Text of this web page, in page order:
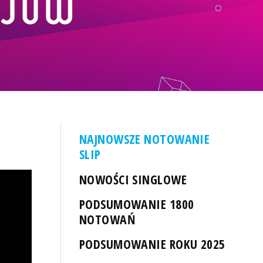
NAJNOWSZE NOTOWANIE
SLIP
NOWOŚCI SINGLOWE
PODSUMOWANIE 1800
NOTOWAŃ
PODSUMOWANIE ROKU 2025